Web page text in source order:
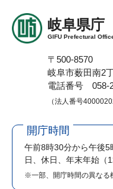
岐阜県庁
GIFU Prefectural
〒500-8570
岐阜市薮田南2
電話番号 058-
（法人番号
開庁時間
午前8時30分から午後5
日、休日、年末年始（
※一部、開庁時間の異なる